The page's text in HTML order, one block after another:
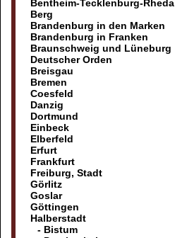
Bentheim-Tecklenburg-Rheda
Berg
Brandenburg in den Marken
Brandenburg in Franken
Braunschweig und Lüneburg
Deutscher Orden
Breisgau
Bremen
Coesfeld
Danzig
Dortmund
Einbeck
Elberfeld
Erfurt
Frankfurt
Freiburg, Stadt
Görlitz
Goslar
Göttingen
Halberstadt
- Bistum